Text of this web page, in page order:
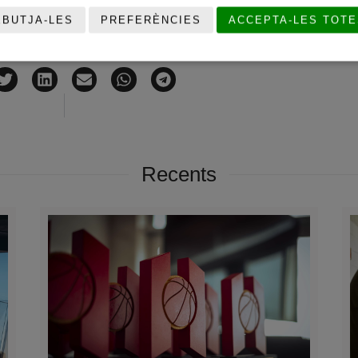
Recents
LES PREFERÈNCIES ACCEPTA-LES